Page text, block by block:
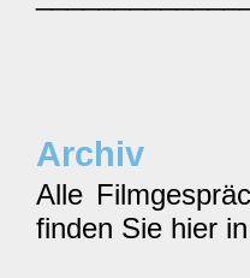
Archiv
Alle
finden Sie hier